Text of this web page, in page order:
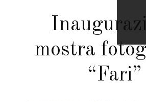
mostra
“Fari”